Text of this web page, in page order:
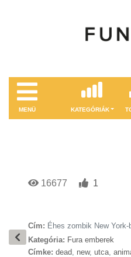
MENÜ KATEGÓRIÁK
16677
1
Cím: Éhes zombik New York-
Kategória: Fura emberek
Címke: dead, new, utca,